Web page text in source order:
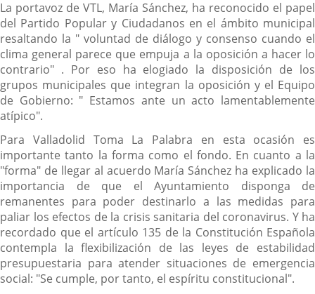
La portavoz de VTL, María Sánchez, ha reconocido el papel
del Partido Popular y Ciudadanos en el ámbito municipal
resaltando la " voluntad de diálogo y consenso cuando el
clima general parece que empuja a la oposición a hacer lo
contrario" . Por eso ha elogiado la disposición de los
grupos municipales que integran la oposición y el Equipo
de Gobierno: " Estamos ante un acto lamentablemente
atípico".
Para Valladolid Toma La Palabra en esta ocasión es
importante tanto la forma como el fondo. En cuanto a la
"forma" de llegar al acuerdo María Sánchez ha explicado la
importancia de que el Ayuntamiento disponga de
remanentes para poder destinarlo a las medidas para
paliar los efectos de la crisis sanitaria del coronavirus. Y ha
recordado que el artículo 135 de la Constitución Española
contempla la flexibilización de las leyes de estabilidad
presupuestaria para atender situaciones de emergencia
social: "Se cumple, por tanto, el espíritu constitucional".